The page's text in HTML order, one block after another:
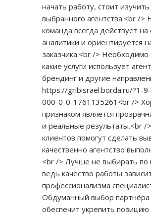
начать работу, стоит
выбранного агентства.<br />
команда всегда действует на
аналитики и ориентируется
заказчика.<br /> Необходимо
какие услуги использует
брендинг и другие
https://gribisrael.borda.ru/?1-
000-0-0-1761135261<br />
признаком является
и реальные результаты.<br /
клиентов помогут сделать
качественно агентство
<br /> Лучше не выбирать по
ведь качество работы
профессионализма
Обдуманный выбор партнёра
обеспечит укрепить